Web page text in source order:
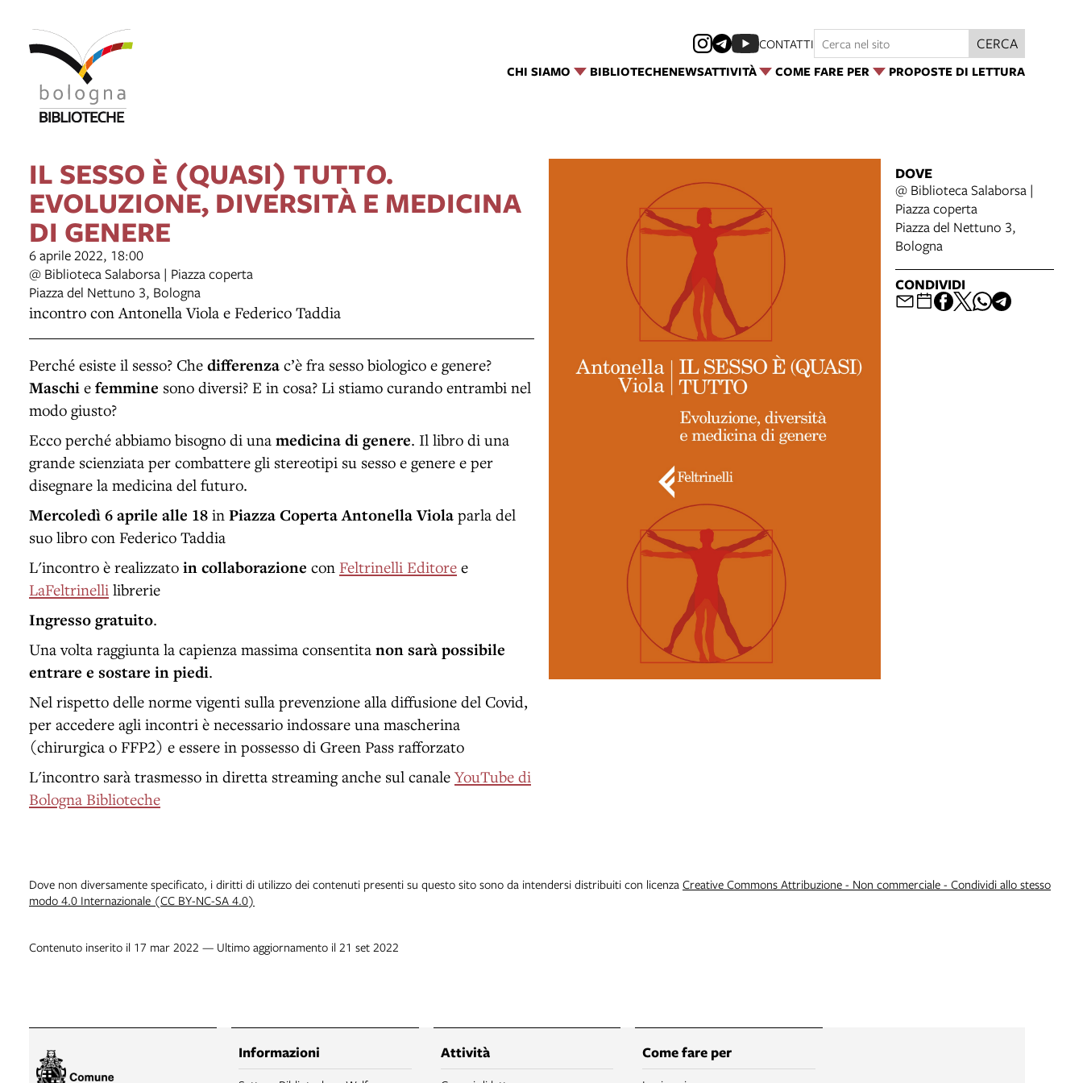
CHI SIAMO BIBLIOTECHENEWSATTIVITÀ COME FARE PER PROPOSTE DI LETTURA
CONTATTI CERCA
IL SESSO È (QUASI) TUTTO.
EVOLUZIONE, DIVERSITÀ E MEDICINA
DI GENERE
6 aprile 2022, 18:00
@ Biblioteca Salaborsa | Piazza coperta
Piazza del Nettuno 3, Bologna
incontro con Antonella Viola e Federico Taddia
Perché esiste il sesso? Che differenza c’è fra sesso biologico e genere?
Maschi e femmine sono diversi? E in cosa? Li stiamo curando entrambi nel
modo giusto?
Ecco perché abbiamo bisogno di una medicina di genere. Il libro di una
grande scienziata per combattere gli stereotipi su sesso e genere e per
disegnare la medicina del futuro.
Mercoledì 6 aprile alle 18 in Piazza Coperta Antonella Viola parla del
suo libro con Federico Taddia
L'incontro è realizzato in collaborazione con Feltrinelli Editore e
LaFeltrinelli librerie
Ingresso gratuito.
Una volta raggiunta la capienza massima consentita non sarà possibile
entrare e sostare in piedi.
Nel rispetto delle norme vigenti sulla prevenzione alla diffusione del Covid,
per accedere agli incontri è necessario indossare una mascherina
(chirurgica o FFP2) e essere in possesso di Green Pass rafforzato
L'incontro sarà trasmesso in diretta streaming anche sul canale YouTube di
Bologna Biblioteche
DOVE
@ Biblioteca Salaborsa |
Piazza coperta
Piazza del Nettuno 3,
Bologna
CONDIVIDI
Dove non diversamente specificato, i diritti di utilizzo dei contenuti presenti su questo sito sono da intendersi distribuiti con licenza Creative Commons Attribuzione - Non commerciale - Condividi allo stesso
modo 4.0 Internazionale (CC BY-NC-SA 4.0)
Contenuto inserito il 17 mar 2022 — Ultimo aggiornamento il 21 set 2022
Informazioni Attività Come fare per